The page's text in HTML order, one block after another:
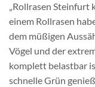
„Rollrasen Steinfurt
einem Rollrasen
dem müßigen
Vögel und der
komplett belastbar
schnelle Grün